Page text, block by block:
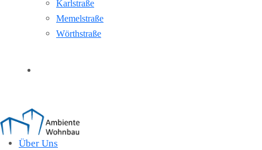
Karlstraße
Memelstraße
Wörthstraße
Über Uns